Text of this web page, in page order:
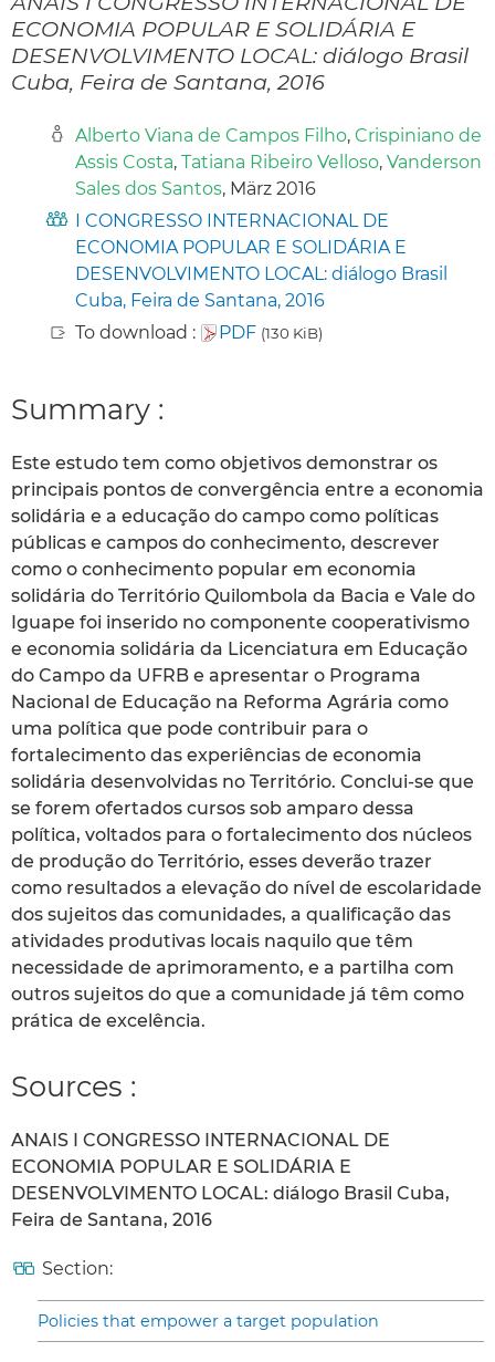
ECONOMIA POPULAR E SOLIDÁRIA E
DESENVOLVIMENTO LOCAL: diálogo Brasil
Cuba, Feira de Santana, 2016
Alberto Viana de Campos Filho, Crispiniano de
Assis Costa, Tatiana Ribeiro Velloso, Vanderson
Sales dos Santos, März 2016
I CONGRESSO INTERNACIONAL DE
ECONOMIA POPULAR E SOLIDÁRIA E
DESENVOLVIMENTO LOCAL: diálogo Brasil
Cuba, Feira de Santana, 2016
To download :
PDF (130 KiB)
Summary :
Este estudo tem como objetivos demonstrar os
principais pontos de convergência entre a economia
solidária e a educação do campo como políticas
públicas e campos do conhecimento, descrever
como o conhecimento popular em economia
solidária do Território Quilombola da Bacia e Vale do
Iguape foi inserido no componente cooperativismo
e economia solidária da Licenciatura em Educação
do Campo da UFRB e apresentar o Programa
Nacional de Educação na Reforma Agrária como
uma política que pode contribuir para o
fortalecimento das experiências de economia
solidária desenvolvidas no Território. Conclui-se que
se forem ofertados cursos sob amparo dessa
política, voltados para o fortalecimento dos núcleos
de produção do Território, esses deverão trazer
como resultados a elevação do nível de escolaridade
dos sujeitos das comunidades, a qualificação das
atividades produtivas locais naquilo que têm
necessidade de aprimoramento, e a partilha com
outros sujeitos do que a comunidade já têm como
prática de excelência.
Sources :
ANAIS I CONGRESSO INTERNACIONAL DE
ECONOMIA POPULAR E SOLIDÁRIA E
DESENVOLVIMENTO LOCAL: diálogo Brasil Cuba,
Feira de Santana, 2016
Section:
Policies that empower a target population